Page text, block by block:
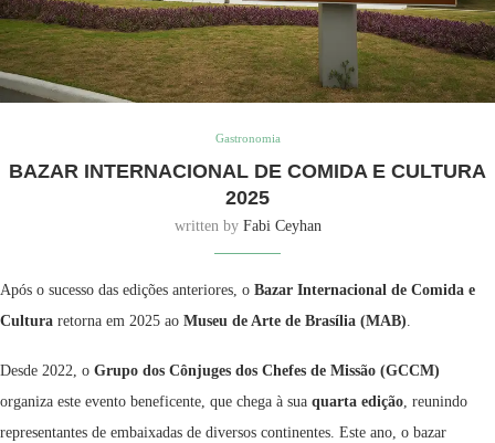
Gastronomia
BAZAR INTERNACIONAL DE COMIDA E CULTURA
2025
written by Fabi Ceyhan
Após o sucesso das edições anteriores, o Bazar Internacional de Comida e
Cultura retorna em 2025 ao Museu de Arte de Brasília (MAB).
Desde 2022, o Grupo dos Cônjuges dos Chefes de Missão (GCCM)
organiza este evento beneficente, que chega à sua quarta edição, reunindo
representantes de embaixadas de diversos continentes. Este ano, o bazar